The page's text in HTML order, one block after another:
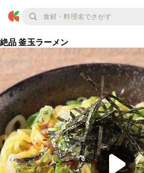
絶品 釜玉ラーメン